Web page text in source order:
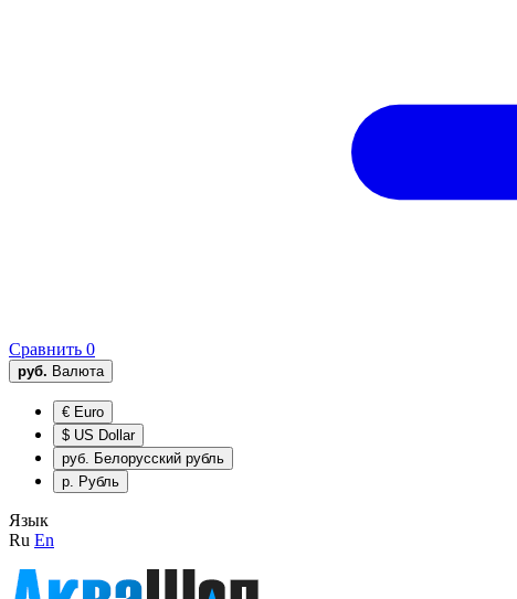
Сравнить 0
руб. Валюта
€ Euro
$ US Dollar
руб. Белорусский рубль
р. Рубль
Язык
Ru En